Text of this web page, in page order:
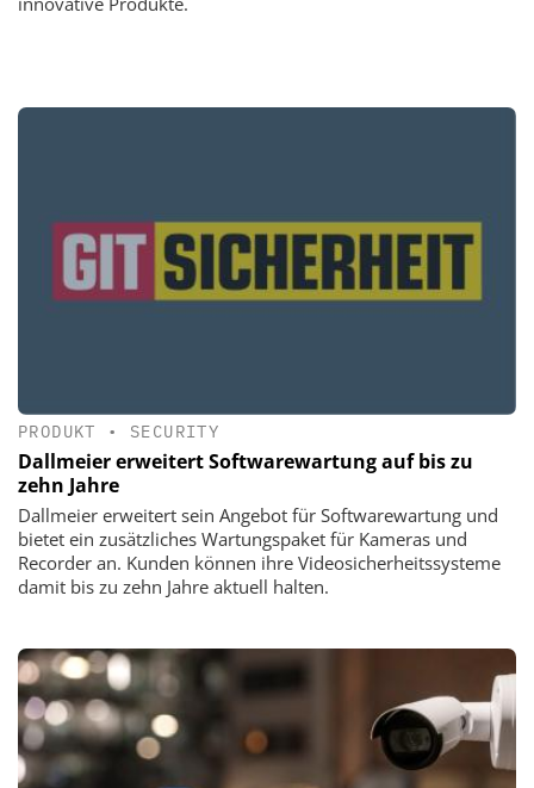
PRODUKT • SECURITY
Dallmeier erweitert Softwarewartung auf bis zu
zehn Jahre
Dallmeier erweitert sein Angebot für Softwarewartung und
bietet ein zusätzliches Wartungspaket für Kameras und
Recorder an. Kunden können ihre Videosicherheitssysteme
damit bis zu zehn Jahre aktuell halten.